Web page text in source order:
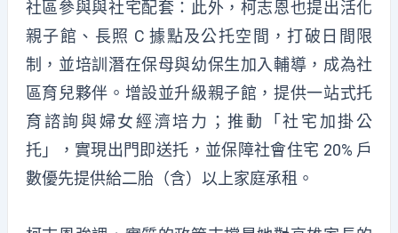
社區參與與社宅配套：此外，柯志恩也提出活化
親子館、長照 C 據點及公托空間，打破日間限
制，並培訓潛在保母與幼保生加入輔導，成為社
區育兒夥伴。增設並升級親子館，提供一站式托
育諮詢與婦女經濟培力；推動「社宅加掛公
托」，實現出門即送托，並保障社會住宅 20% 戶
數優先提供給二胎（含）以上家庭承租。